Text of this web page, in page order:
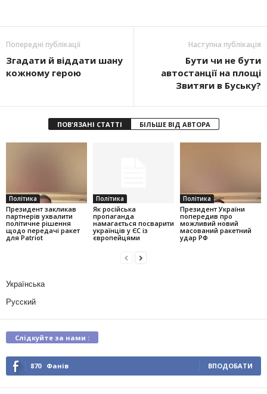
Попередні публікації
Згадати й віддати шану
кожному герою
Наступна публікація
Бути чи не бути
автостанції на площі
Звитяги в Буську?
ПОВ'ЯЗАНІ СТАТТІ БІЛЬШЕ ВІД АВТОРА
Політика
Президент закликав
партнерів ухвалити
політичне рішення
щодо передачі ракет
для Patriot
Політика
Як російська
пропаганда
намагається посварити
українців у ЄС із
європейцями
Політика
Президент України
попередив про
можливий новий
масований ракетний
удар РФ
Українська
Русский
Слідкуйте за нами :
870 Фанів ВПОДОБАТИ